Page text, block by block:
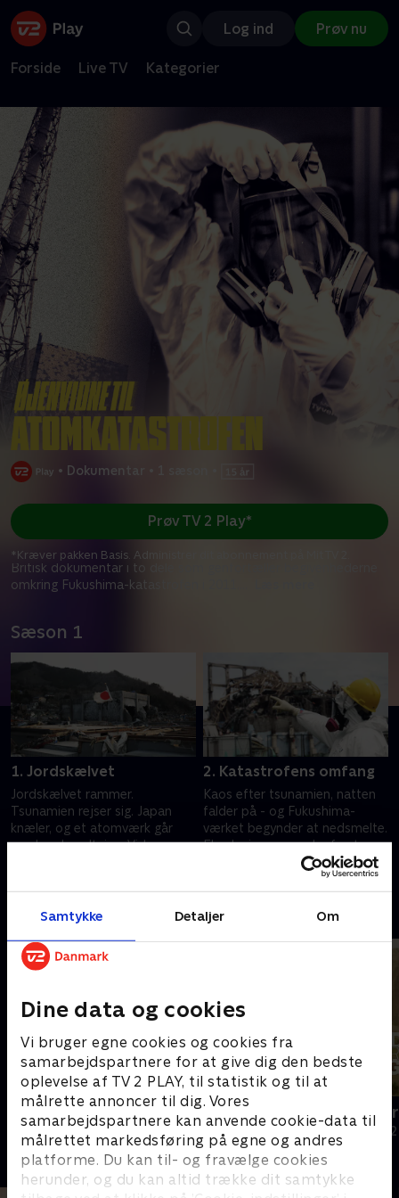
Samtykke Detaljer Om
Dine data og cookies
Vi bruger egne cookies og cookies fra
samarbejdspartnere for at give dig den bedste
oplevelse af TV 2 PLAY, til statistik og til at
målrette annoncer til dig. Vores
samarbejdspartnere kan anvende cookie-data til
målrettet markedsføring på egne og andres
platforme. Du kan til- og fravælge cookies
herunder, og du kan altid trække dit samtykke
Log ind Prøv nu
Forside Live TV Kategorier
• Dokumentar
Britisk dokumentar i to dele som genfortæller begivenhederne
omkring Fukushima-katastrofen i 2011.
Prøv TV 2 Play*
*Kræver pakken Basis. Administrer dit abonnement på Mit TV 2.
Sæson 1
1. Jordskælvet
Jordskælvet rammer.
Tsunamien rejser sig. Japan
knæler, og et atomværk går
mod nedsmeltning. Vidner
2. Katastrofens omfang
Kaos efter tsunamien, natten
falder på - og Fukushima-
værket begynder at nedsmelte.
Eksplosioner spreder frygt,
mens overlevende kæmper for
14. marts 2026 • 46 min
Andre så også
Tjernobyl - midt i katastrofen
Dokumentar • 1 sæsoner
Verdens
Dokumentar •